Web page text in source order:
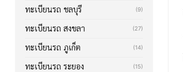
ทะเบียนรถ ชลบุรี (9)
ทะเบียนรถ สงขลา (27)
ทะเบียนรถ ภูเก็ต (14)
ทะเบียนรถ ระยอง (15)